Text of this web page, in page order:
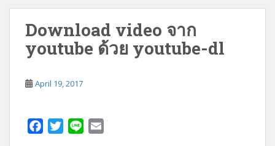
Download video จาก
youtube ด้วย youtube-dl
April 19, 2017